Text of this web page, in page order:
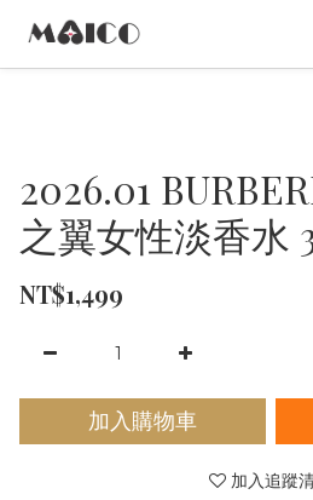
2026.01
之翼女性淡香水
NT$1,499
加入購物車
加入追蹤